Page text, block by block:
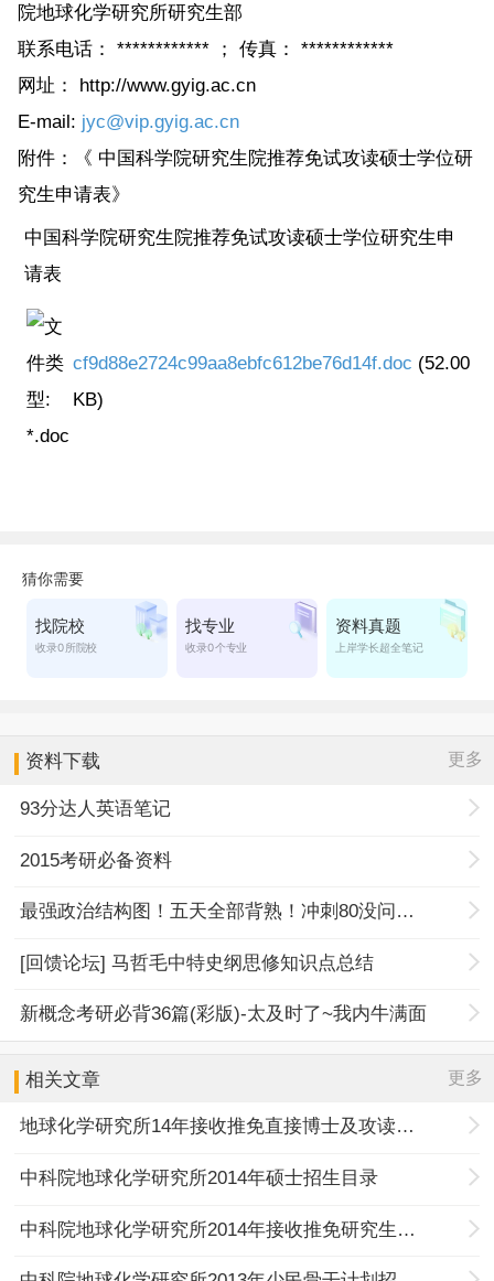
院地球化学研究所研究生部
联系电话： ************ ； 传真： ************
网址： http://www.gyig.ac.cn
E-mail: jyc@vip.gyig.ac.cn
附件：《 中国科学院研究生院推荐免试攻读硕士学位研
究生申请表》
中国科学院研究生院推荐免试攻读硕士学位研究生申
请表
cf9d88e2724c99aa8ebfc612be76d14f.doc (52.00
KB)
资料下载 更多
93分达人英语笔记
2015考研必备资料
最强政治结构图！五天全部背熟！冲刺80没问题！
[回馈论坛] 马哲毛中特史纲思修知识点总结
新概念考研必背36篇(彩版)-太及时了~我内牛满面
相关文章 更多
地球化学研究所14年接收推免直接博士及攻读硕士办法
中科院地球化学研究所2014年硕士招生目录
中科院地球化学研究所2014年接收推免研究生办法